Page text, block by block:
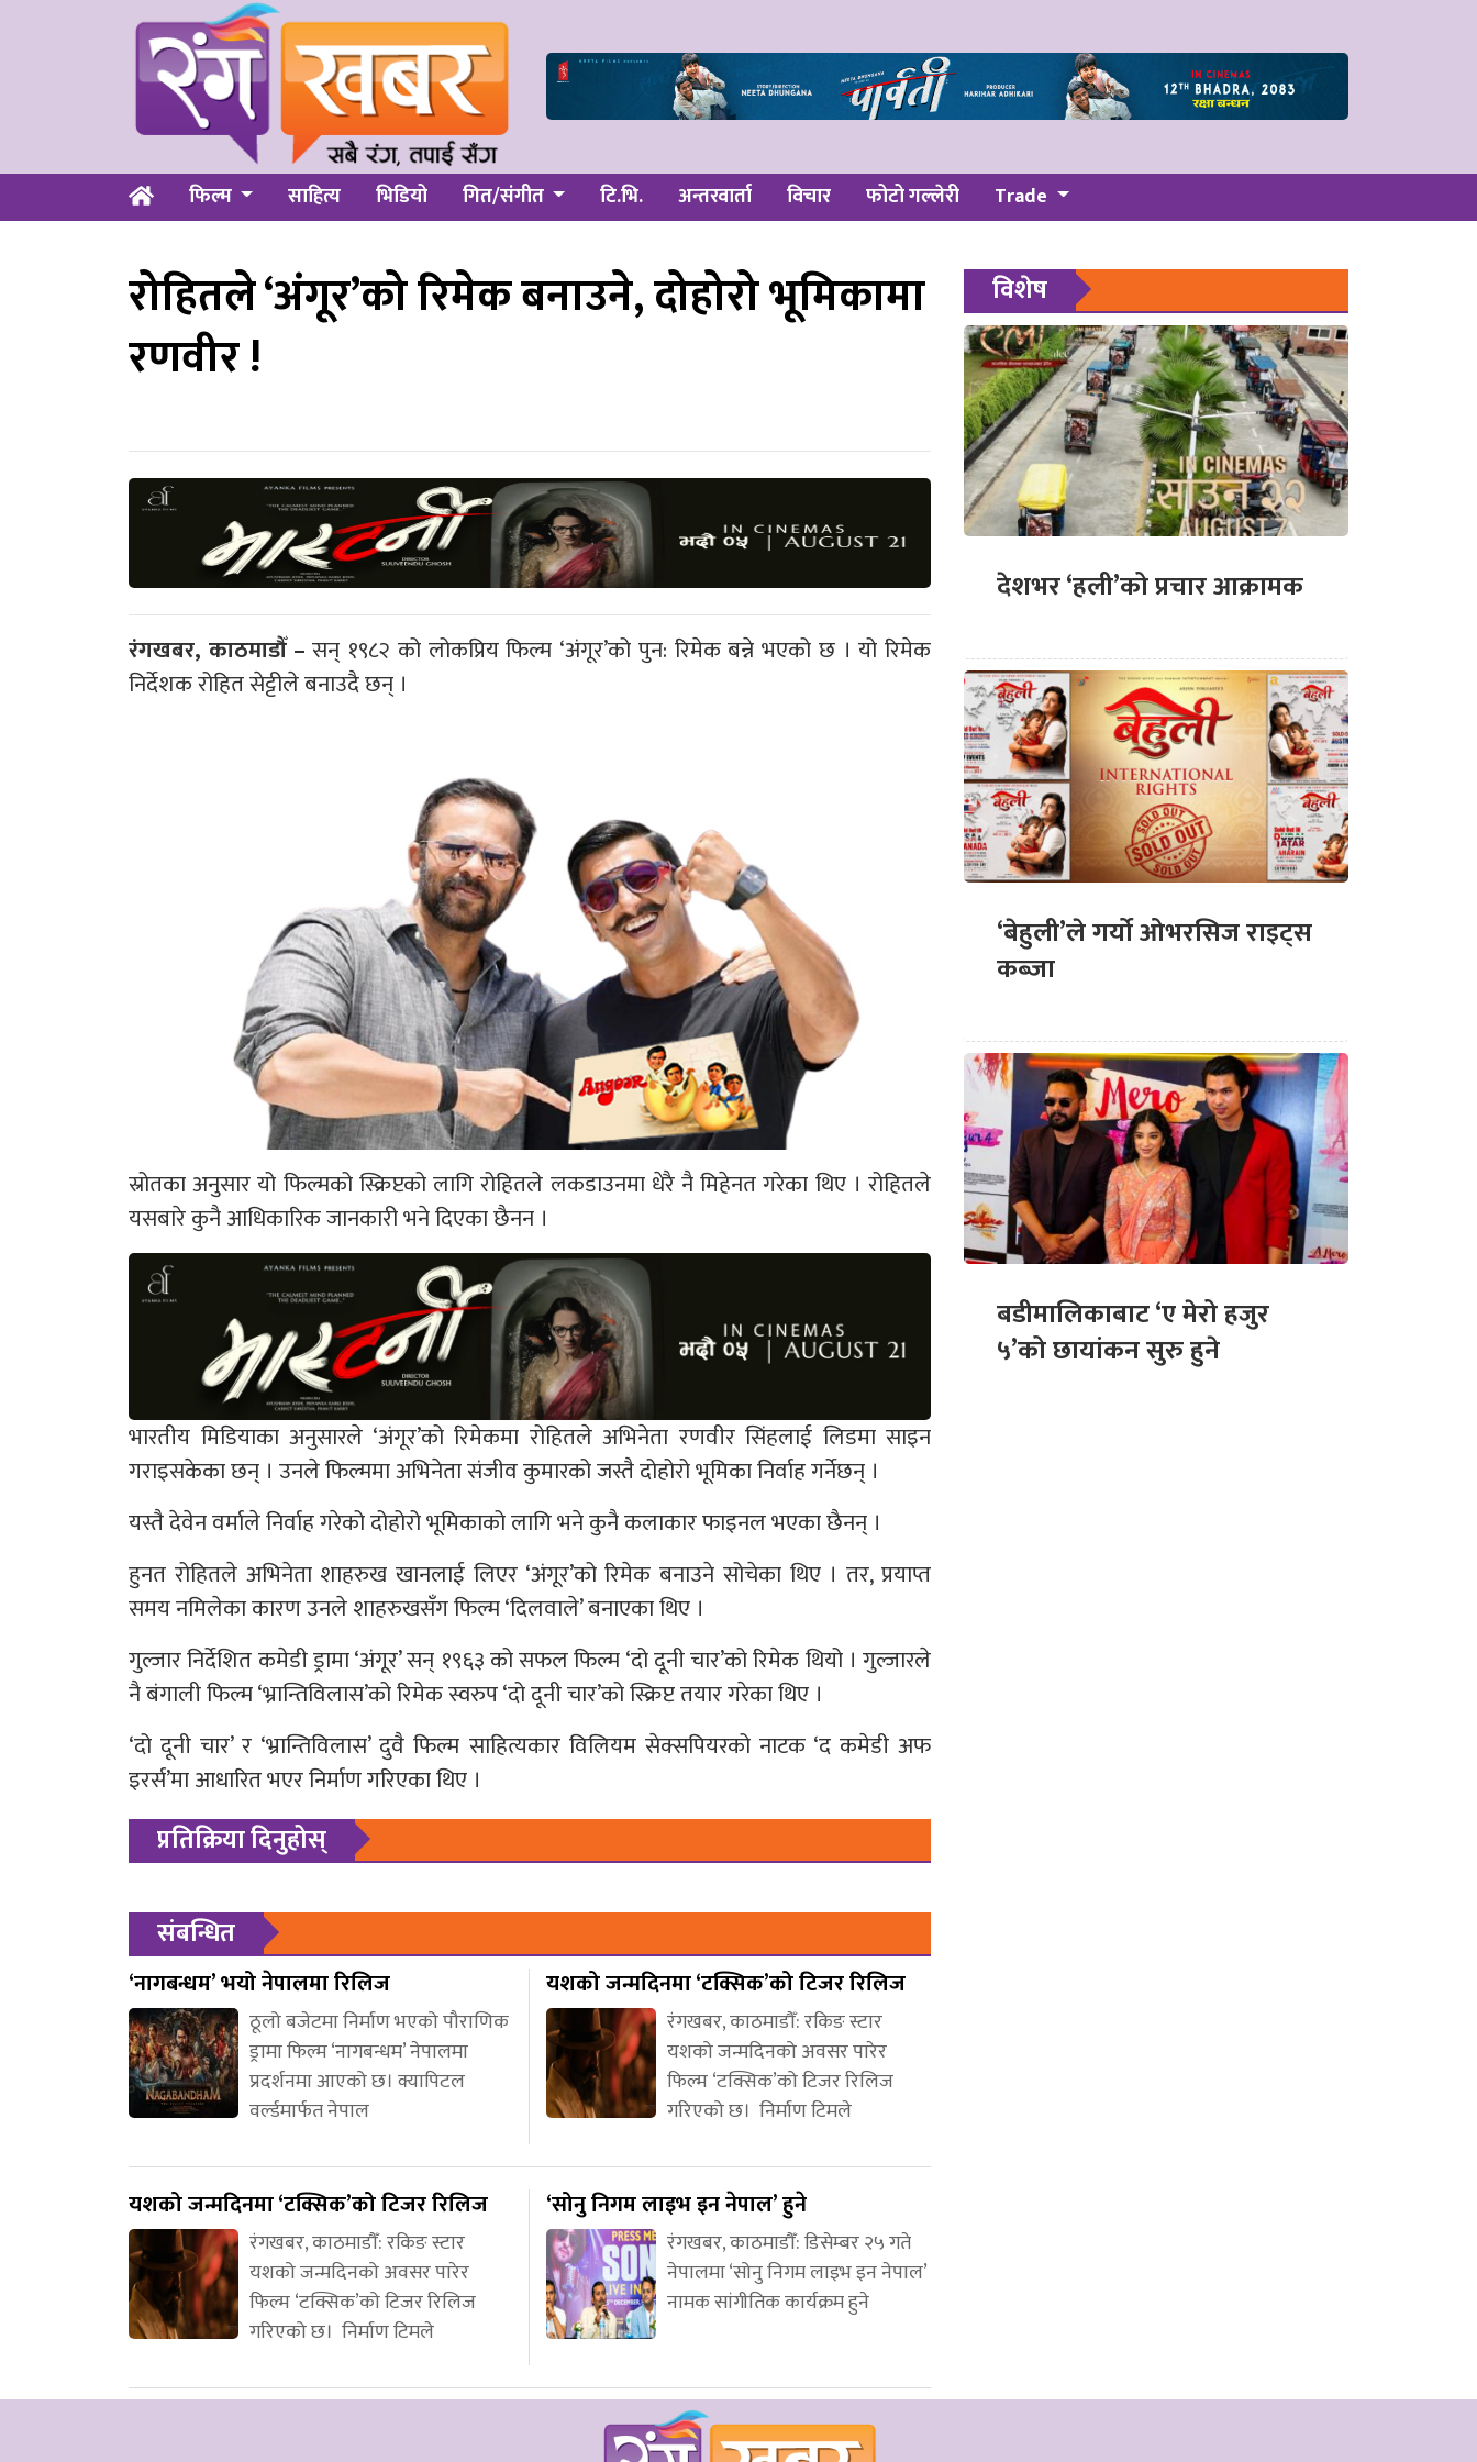
फिल्म साहित्य भिडियो गित/संगीत टि.भि. अन्तरवार्ता विचार फोटो गल्लेरी Trade
रोहितले ‘अंगूर’को रिमेक बनाउने, दोहोरो भूमिकामा
रणवीर !
रंगखबर, काठमाडौँ – सन् १९८२ को लोकप्रिय फिल्म ‘अंगूर’को पुन: रिमेक बन्ने भएको छ । यो रिमेक
निर्देशक रोहित सेट्टीले बनाउदै छन् ।
स्रोतका अनुसार यो फिल्मको स्क्रिप्टको लागि रोहितले लकडाउनमा धेरै नै मिहेनत गरेका थिए । रोहितले
यसबारे कुनै आधिकारिक जानकारी भने दिएका छैनन ।
भारतीय मिडियाका अनुसारले ‘अंगूर’को रिमेकमा रोहितले अभिनेता रणवीर सिंहलाई लिडमा साइन
गराइसकेका छन् । उनले फिल्ममा अभिनेता संजीव कुमारको जस्तै दोहोरो भूमिका निर्वाह गर्नेछन् ।
यस्तै देवेन वर्माले निर्वाह गरेको दोहोरो भूमिकाको लागि भने कुनै कलाकार फाइनल भएका छैनन् ।
हुनत रोहितले अभिनेता शाहरुख खानलाई लिएर ‘अंगूर’को रिमेक बनाउने सोचेका थिए । तर, प्रयाप्त
समय नमिलेका कारण उनले शाहरुखसँग फिल्म ‘दिलवाले’ बनाएका थिए ।
गुल्जार निर्देशित कमेडी ड्रामा ‘अंगूर’ सन् १९६३ को सफल फिल्म ‘दो दूनी चार’को रिमेक थियो । गुल्जारले
नै बंगाली फिल्म ‘भ्रान्तिविलास’को रिमेक स्वरुप ‘दो दूनी चार’को स्क्रिप्ट तयार गरेका थिए ।
‘दो दूनी चार’ र ‘भ्रान्तिविलास’ दुवै फिल्म साहित्यकार विलियम सेक्सपियरको नाटक ‘द कमेडी अफ
इरर्स’मा आधारित भएर निर्माण गरिएका थिए ।
प्रतिक्रिया दिनुहोस्
संबन्धित
‘नागबन्धम’ भयो नेपालमा रिलिज
ठूलो बजेटमा निर्माण भएको पौराणिक
ड्रामा फिल्म ‘नागबन्धम’ नेपालमा
प्रदर्शनमा आएको छ। क्यापिटल
वर्ल्डमार्फत नेपाल
यशको जन्मदिनमा ‘टक्सिक’को टिजर रिलिज
रंगखबर, काठमाडौँ: रकिङ स्टार
यशको जन्मदिनको अवसर पारेर
फिल्म ‘टक्सिक’को टिजर रिलिज
गरिएको छ। निर्माण टिमले
यशको जन्मदिनमा ‘टक्सिक’को टिजर रिलिज
रंगखबर, काठमाडौँ: रकिङ स्टार
यशको जन्मदिनको अवसर पारेर
फिल्म ‘टक्सिक’को टिजर रिलिज
गरिएको छ। निर्माण टिमले
‘सोनु निगम लाइभ इन नेपाल’ हुने
रंगखबर, काठमाडौँ: डिसेम्बर २५ गते
नेपालमा ‘सोनु निगम लाइभ इन नेपाल’
नामक सांगीतिक कार्यक्रम हुने
विशेष
देशभर ‘हली’को प्रचार आक्रामक
‘बेहुली’ले गर्यो ओभरसिज राइट्स
कब्जा
बडीमालिकाबाट ‘ए मेरो हजुर
५’को छायांकन सुरु हुने